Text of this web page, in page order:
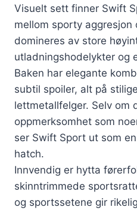
Visuelt sett finner Swift
mellom sporty aggresjon
domineres av store
utladningshodelykter og
Baken har elegante
subtil spoiler, alt på
lettmetallfelger. Selv om
oppmerksomhet som
ser Swift Sport ut som
hatch.
Innvendig er hytta
skinntrimmede
og sportssetene gir